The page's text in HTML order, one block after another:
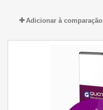
Adicionar à comparação